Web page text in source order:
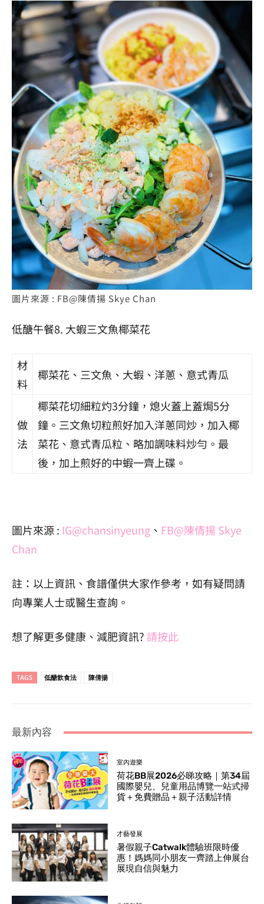
圖片來源 : FB@陳倩揚 Skye Chan
低醣午餐8. 大蝦三文魚椰菜花
材
料
椰菜花、三文魚、大蝦、洋蔥、意式青瓜
做
法
椰菜花切細粒灼3分鐘，熄火蓋上蓋焗5分
鐘。三文魚切粒煎好加入洋蔥同炒，加入椰
菜花、意式青瓜粒、略加調味料炒勻。最
後，加上煎好的中蝦一齊上碟。
圖片來源 : IG@chansinyeung 、 FB@陳倩揚 Skye
Chan
註：以上資訊、食譜僅供大家作參考，如有疑問請
向專業人士或醫生查詢。
想了解更多健康、減肥資訊?請按此
TAGS 低醣飲食法 陳倩揚
最新內容
室內遊樂
荷花BB展2026必睇攻略｜第34屆
國際嬰兒、兒童用品博覽一站式掃
貨＋免費贈品＋親子活動詳情
才藝發展
暑假親子Catwalk體驗班限時優
惠！媽媽同小朋友一齊踏上伸展台
展現自信與魅力